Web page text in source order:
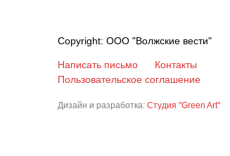
Copyright: ООО "Волжские вести"
Написать письмо
Контакты
Пользовательское соглашение
Дизайн и разработка: Студия "Green Art"